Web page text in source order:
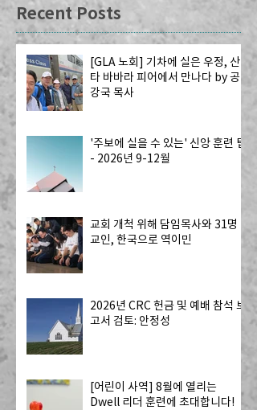
Recent Posts
[GLA 노회] 기차에 실은 우정, 산
타 바바라 피어에서 만나다 by 공
강국 목사
'주보에 실을 수 있는' 신앙 훈련 팁
- 2026년 9-12월
교회 개척 위해 담임목사와 31명
교인, 한국으로 역이민
2026년 CRC 헌금 및 예배 참석 보
고서 검토: 안정성
[어린이 사역] 8월에 열리는
Dwell 리더 훈련에 초대합니다!